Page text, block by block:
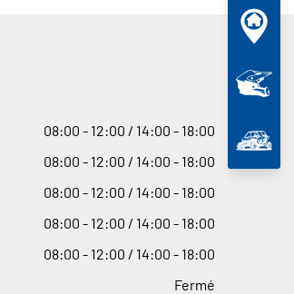
08:00 - 12:00 / 14:00 - 18:00
08:00 - 12:00 / 14:00 - 18:00
08:00 - 12:00 / 14:00 - 18:00
08:00 - 12:00 / 14:00 - 18:00
08:00 - 12:00 / 14:00 - 18:00
Fermé